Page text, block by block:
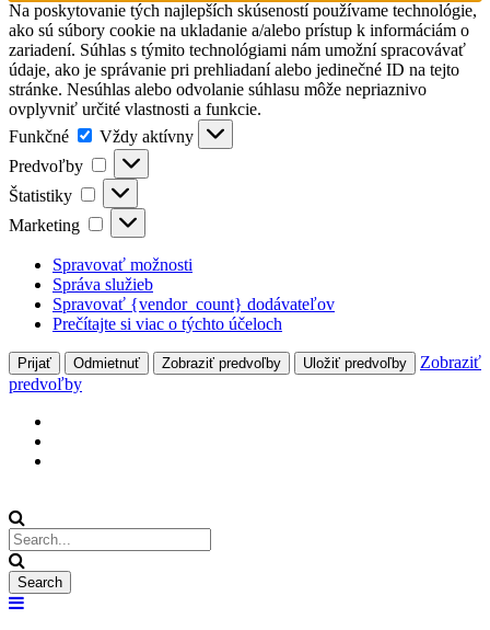
Na poskytovanie tých najlepších skúseností používame technológie,
ako sú súbory cookie na ukladanie a/alebo prístup k informáciám o
zariadení. Súhlas s týmito technológiami nám umožní spracovávať
údaje, ako je správanie pri prehliadaní alebo jedinečné ID na tejto
stránke. Nesúhlas alebo odvolanie súhlasu môže nepriaznivo
ovplyvniť určité vlastnosti a funkcie.
Funkčné
Funkčné
Vždy aktívny
Predvoľby
Predvoľby
Štatistiky Štatistiky
Marketing Marketing
Spravovať možnosti
Správa služieb
Spravovať {vendor_count} dodávateľov
Prečítajte si viac o týchto účeloch
Prijať Odmietnuť Zobraziť predvoľby Uložiť predvoľby
Zobraziť
predvoľby